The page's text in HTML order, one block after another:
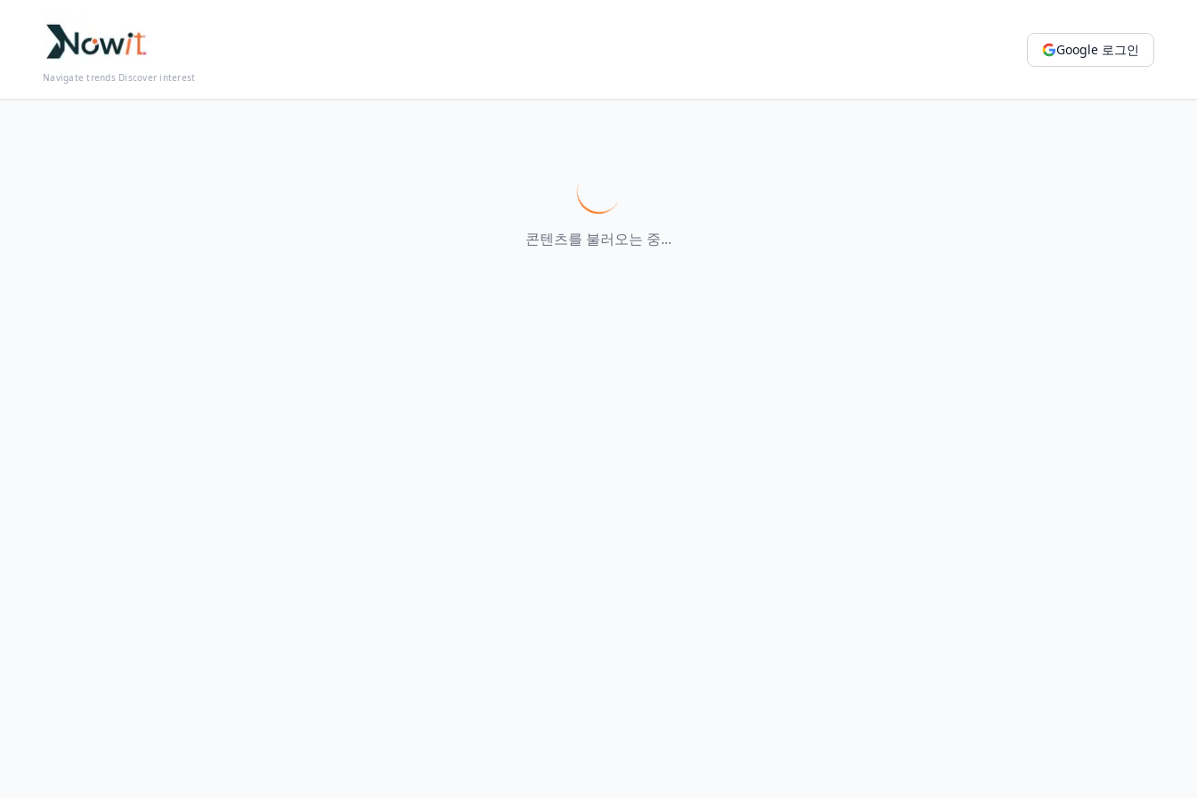
Navigate trends Discover interest
Google 로그인
콘텐츠를 불러오는 중...